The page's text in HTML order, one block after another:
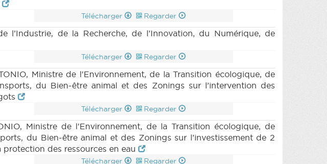
Télécharger Regarder
l’Industrie, de la Recherche, de l’Innovation, du Numérique, de
Télécharger Regarder
Ministre de l'Environnement, de la Transition écologique, de
du Bien-être animal et des Zonings sur l’intervention des
Télécharger Regarder
Ministre de l'Environnement, de la Transition écologique, de
du Bien-être animal et des Zonings sur l’investissement de 2
des ressources en eau
Télécharger Regarder